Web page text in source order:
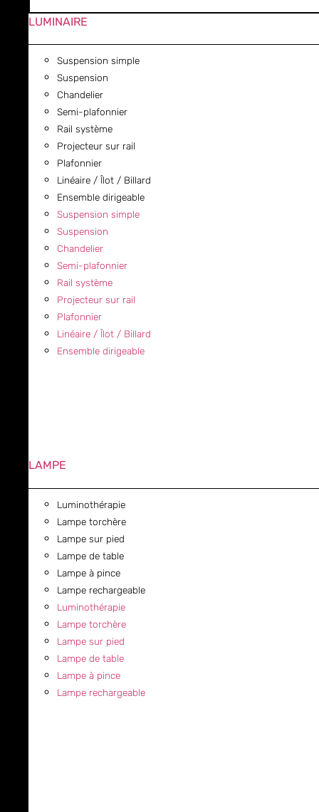
LUMINAIRE
Suspension simple
Suspension
Chandelier
Semi-plafonnier
Rail système
Projecteur sur rail
Plafonnier
Linéaire / Îlot / Billard
Ensemble dirigeable
Suspension simple
Suspension
Chandelier
Semi-plafonnier
Rail système
Projecteur sur rail
Plafonnier
Linéaire / Îlot / Billard
Ensemble dirigeable
LAMPE
Luminothérapie
Lampe torchère
Lampe sur pied
Lampe de table
Lampe à pince
Lampe rechargeable
Luminothérapie
Lampe torchère
Lampe sur pied
Lampe de table
Lampe à pince
Lampe rechargeable